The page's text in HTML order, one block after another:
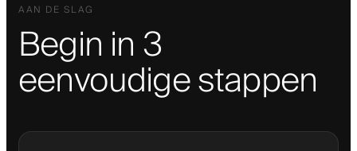
AAN DE SLAG
Begin in 3
eenvoudige stappen